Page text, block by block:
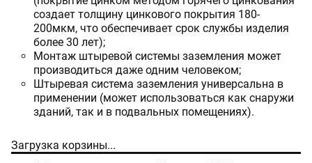
создает толщину цинкового покрытия 180-
200мкм, что обеспечивает срок службы изделия
более 30 лет);
Монтаж штыревой системы заземления может
производиться даже одним человеком;
Штыревая система заземления универсальна в
применении (может использоваться как снаружи
зданий, так и в подвальных помещениях).
Загрузка корзины...